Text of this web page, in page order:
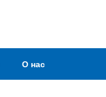
О нас